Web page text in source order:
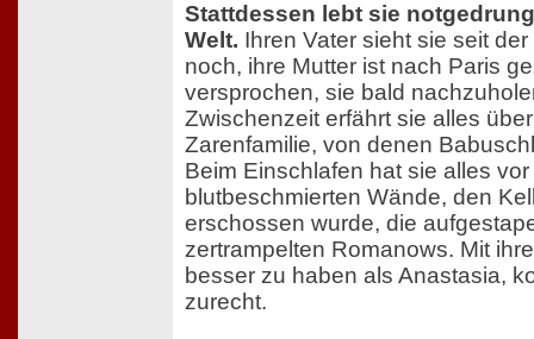
Stattdessen lebt sie
Welt. Ihren Vater sieht sie seit
noch, ihre Mutter ist nach Paris
versprochen, sie bald
Zwischenzeit erfährt sie alles
Zarenfamilie, von denen
Beim Einschlafen hat sie alles
blutbeschmierten Wände, den
erschossen wurde, die
zertrampelten Romanows. Mit
besser zu haben als Anastasia,
zurecht.